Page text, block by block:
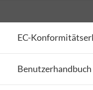
EC-
Benutzerhandbuch